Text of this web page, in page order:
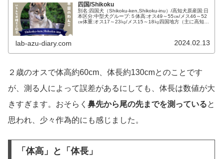
四国/Shikoku
別名:四国犬（Shikoku-ken,Shikoku-inu）/高知犬原産国:日
本区分:中型犬グループ:５体高:オス49～55㎝/メス46～52
㎝体重:オス17～23㎏/メス15～18㎏四国地方（主に高知
lab-azu-diary.com 2024.02.13
２歳のオスで体高約60cm、体長約130cmとのことです
が、測る人によって誤差があるにしても、体長は数値が大
きすぎます。おそらく 鼻先から尾の先までを測っていると
思われ、少々作為的にも感じました。
「体高」と「体長」